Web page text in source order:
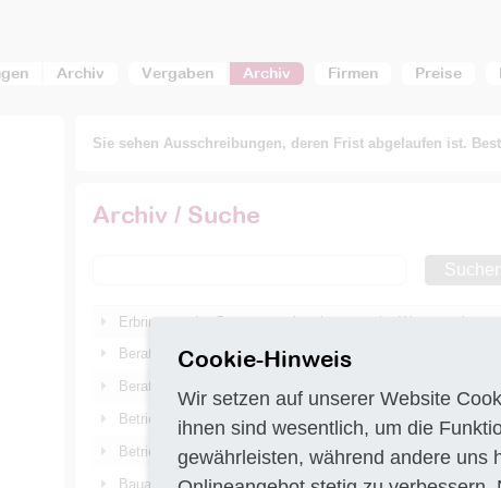
Archiv Vergaben Archiv Firmen Preise
Sie sehen Ausschreibungen, deren Frist abgelaufen ist.
Archiv / Suche
Suchen
Erbringung der Gewässerschutzberatung im
Beratung in den Bereichen Wasserversorgung und Abfälle
Beratung in Umweltfragen
Betrieb einer Wasseraufbereitungsanlage
Betrieb einer Wasseraufbereitungsanlage
Bauarbeiten für Kraftwerke und Heizkraftwerke
Cookie-Hinweis
Wir setzen auf unserer Website
ihnen sind wesentlich, um die
gewährleisten, während andere uns